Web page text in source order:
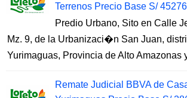
Terrenos Precio Base S/ 45276
Predio Urbano, Sito en Calle
Mz. 9, de la Urbanizaci�n San Juan,
Yurimaguas, Provincia de Alto Amazonas
Remate Judicial BBVA de